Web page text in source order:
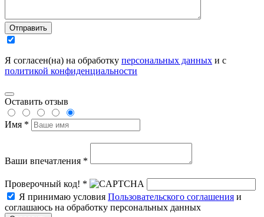
Отправить
Я согласен(на) на обработку персональных данных и с
политикой конфиденциальности
Оставить отзыв
Имя *
Ваши впечатления *
Проверочный код! *
Я принимаю условия Пользовательского соглашения и
соглашаюсь на обработку персональных данных